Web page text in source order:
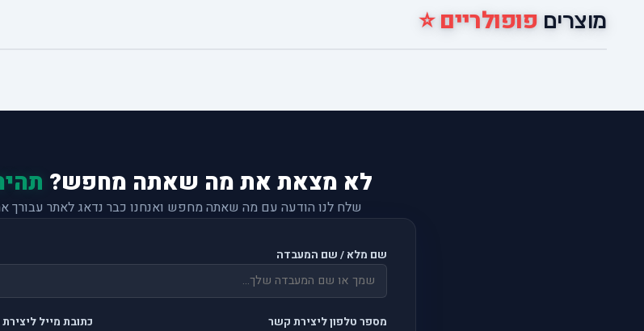
מוצרים פופולריים ⭐
לא מצאת את מה שאתה מחפש?
שלח לנו הודעה עם מה שאתה מחפש ואנחנו כבר נדאג לאתר עבורך
שם מלא / שם המעבדה
מספר טלפון ליצירת קשר כתובת מייל